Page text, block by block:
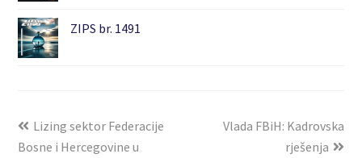
ZIPS br. 1491
Lizing sektor Federacije
Bosne i Hercegovine u
Vlada FBiH: Kadrovska
rješenja